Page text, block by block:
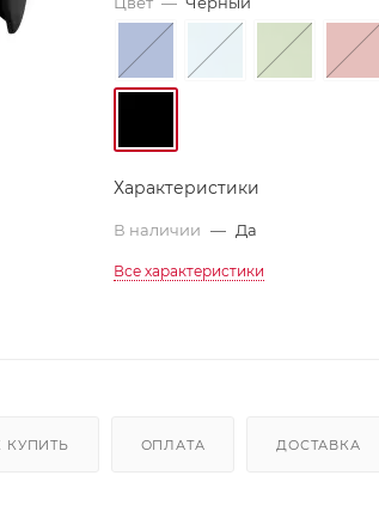
Характеристики
В наличии — Да
Все характеристики
КУПИТЬ ОПЛАТА ДОСТАВКА